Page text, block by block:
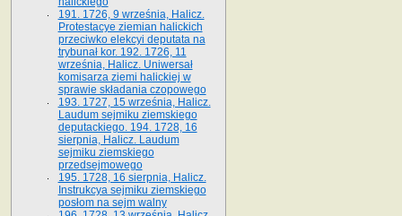
191. 1726, 9 września, Halicz.
Protestacye ziemian halickich
przeciwko elekcyi deputata na
trybunał kor. 192. 1726, 11
września, Halicz. Uniwersał
komisarza ziemi halickiej w
sprawie składania czopowego
193. 1727, 15 września, Halicz.
Laudum sejmiku ziemskiego
deputackiego. 194. 1728, 16
sierpnia, Halicz. Laudum
sejmiku ziemskiego
przedsejmowego
195. 1728, 16 sierpnia, Halicz.
Instrukcya sejmiku ziemskiego
posłom na sejm walny